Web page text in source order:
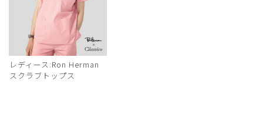
レディース:Ron Herman
スクラブトップス